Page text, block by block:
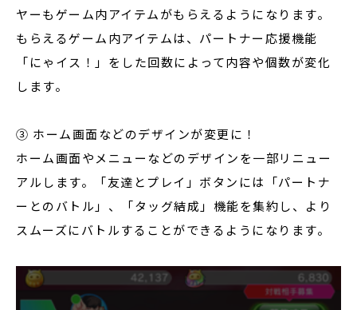
ヤーもゲーム内アイテムがもらえるようになります。
もらえるゲーム内アイテムは、パートナー応援機能
「にゃイス！」をした回数によって内容や個数が変化
します。
③ ホーム画面などのデザインが変更に！
ホーム画面やメニューなどのデザインを一部リニュー
アルします。「友達とプレイ」ボタンには「パートナ
ーとのバトル」、「タッグ結成」機能を集約し、より
スムーズにバトルすることができるようになります。